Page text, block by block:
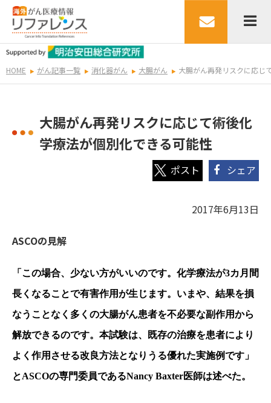
HOME がん記事一覧 消化器がん 大腸がん 大腸がん再発リスクに応じ
大腸がん再発リスクに応じて術後化
学療法が個別化できる可能性
シェア
2017年6月13日
ASCOの見解
「この場合、少ない方がいいのです。化学療法が3カ月間
長くなることで有害作用が生じます。いまや、結果を損
なうことなく多くの大腸がん患者を不必要な副作用から
解放できるのです。本試験は、既存の治療を患者により
よく作用させる改良方法となりうる優れた実施例です」
とASCOの専門委員であるNancy Baxter医師は述べた。